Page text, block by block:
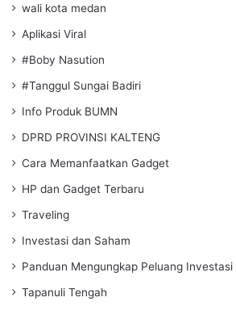
wali kota medan
Aplikasi Viral
#Boby Nasution
#Tanggul Sungai Badiri
Info Produk BUMN
DPRD PROVINSI KALTENG
Cara Memanfaatkan Gadget
HP dan Gadget Terbaru
Traveling
Investasi dan Saham
Panduan Mengungkap Peluang Investasi
Tapanuli Tengah